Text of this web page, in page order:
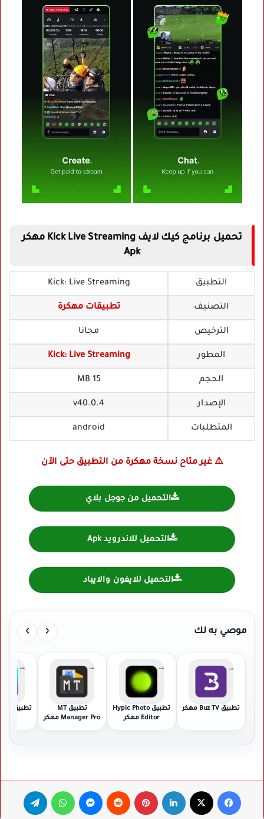
تحميل برنامج كيك لايف Kick Live Streaming مهكر
Apk
التطبيق Kick: Live Streaming
التصنيف تطبيقات مهكرة
الترخيص مجانا
المطور Kick: Live Streaming
الحجم 15 MB
الإصدار v40.0.4
المتطلبات android
⚠️ غير متاح نسخة مهكرة من التطبيق حتى الآن
التحميل من جوجل بلاي
التحميل للاندرويد Apk
التحميل للايفون والايباد
موصي به لك ‹
›
تطبيق Buz TV مهكر
تطبيق Hypic Photo
Editor مهكر
تطبيق MT
Manager Pro مهكر
تطبيق Picsart مهكر
فيسبوك لينكدإن بينتيريست ماسنجر واتساب